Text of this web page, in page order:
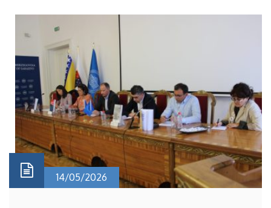
14/05/2026